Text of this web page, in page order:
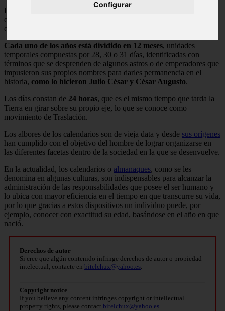
Configurar
Los calendarios están
integrados por días
dentro de las
conforman
Cada uno de los años está dividido en 12 meses, unidades
temporales compuestas por 28, 30 o 31 días, identificadas con
términos que se desprenden de algunos astros o de emperadores que
impusieron sus propios nombres para darles permanencia en el
historia, como lo hicieron Julio César y César Augusto.
Los días constan de 24 horas, que es el mismo tiempo que tarda la
Tierra en girar sobre su propio eje, lo que se conoce como
movimiento de Traslación.
Los albores de los calendarios son de vieja data y desde sus orígenes
han cumplido con el objetivo del hombre de lograr organizarse en
las diferentes facetas dentro de la sociedad en la que se desenvuelve.
En la actualidad, los calendarios o almanaques, como se les
denomina en algunas culturas, son indispensables para alcanzar la
administración de las responsabilidades que posee el ser humano y
lo ubica con mayor eficiencia en el tiempo en que transcurre su vida,
por lo que gracias a estos dispositivos un individuo puede, por
ejemplo, conocer con exactitud su edad, basándose en el año en que
nació.
Derechos de autor
Si cree que algún contenido infringe derechos de autor o propiedad
intelectual, contacte en bitelchux@yahoo.es
Copyright notice
If you believe any content infringes copyright or intellectual
property rights, please contact bitelchux@yahoo.es